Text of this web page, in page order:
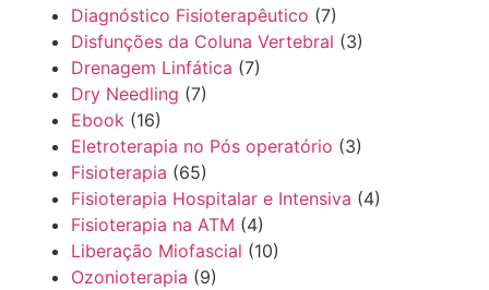
Diagnóstico Fisioterapêutico (7)
Disfunções da Coluna Vertebral (3)
Drenagem Linfática (7)
Dry Needling (7)
Ebook (16)
Eletroterapia no Pós operatório (3)
Fisioterapia (65)
Fisioterapia Hospitalar e Intensiva (4)
Fisioterapia na ATM (4)
Liberação Miofascial (10)
Ozonioterapia (9)